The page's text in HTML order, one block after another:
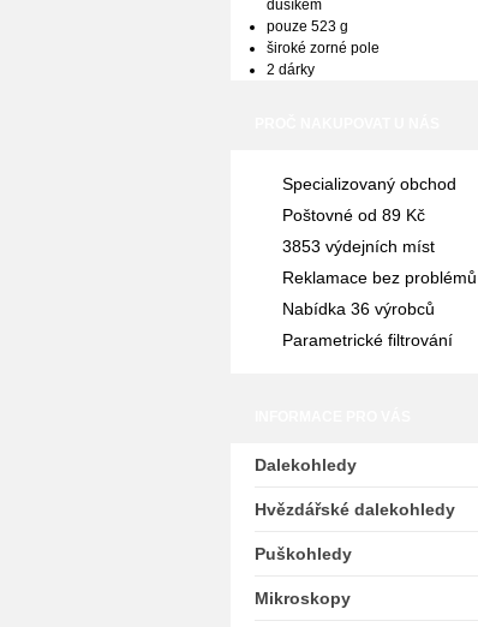
dusíkem
pouze 523 g
široké zorné pole
2 dárky
Specializovaný obchod
Poštovné od 89 Kč
3853 výdejních míst
Reklamace bez problémů
Nabídka 36 výrobců
Parametrické filtrování
Dalekohledy
Hvězdářské dalekohledy
Puškohledy
Mikroskopy